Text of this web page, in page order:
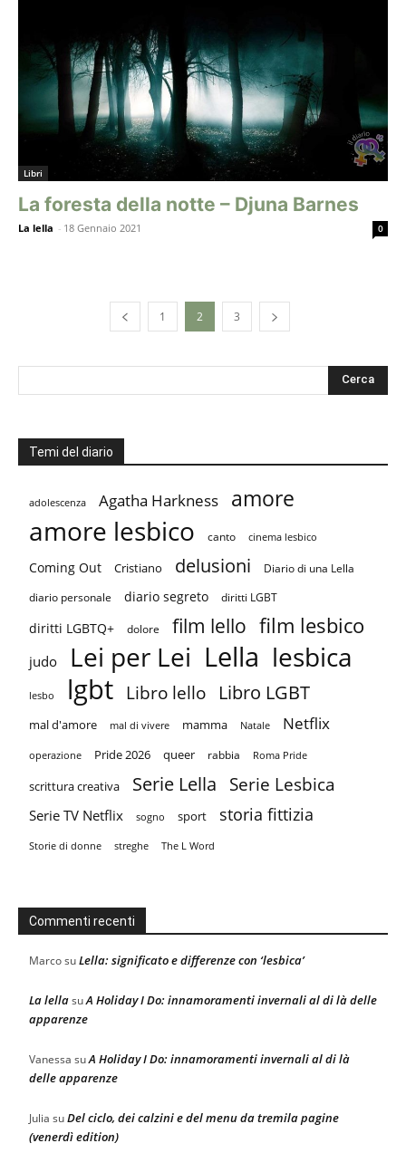
Libri
La foresta della notte – Djuna Barnes
La lella - 18 Gennaio 2021 0
1 2 3
Temi del diario
adolescenza Agatha Harkness amore
amore lesbico canto cinema lesbico
Coming Out Cristiano delusioni
Diario di una Lella
diario personale
diario segreto diritti LGBT
diritti LGBTQ+ dolore film lello film lesbico
judo Lei per Lei Lella lesbica
lesbo lgbt Libro lello Libro LGBT
mal d'amore mal di vivere mamma Natale Netflix
operazione Pride 2026 queer rabbia Roma Pride
scrittura creativa Serie Lella Serie Lesbica
Serie TV Netflix sogno sport storia fittizia
Storie di donne streghe The L Word
Commenti recenti
MarcosuLella: significato e differenze con ‘lesbica’
La lellasuA Holiday I Do: innamoramenti invernali al di là delle
apparenze
Vanessa suA Holiday I Do: innamoramenti invernali al di là
delle apparenze
Julia suDel ciclo, dei calzini e del menu da tremila pagine
(venerdì edition)